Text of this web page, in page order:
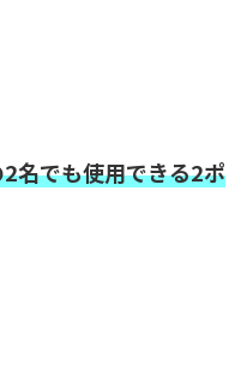
でも使用できる2ポ